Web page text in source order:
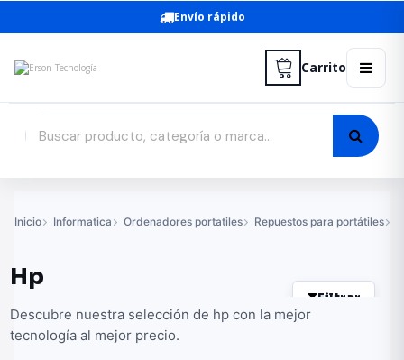
Envío rápido
Carrito
Inicio Informatica Ordenadores portatiles Repuestos para portátiles
Hp
Filtrar
Descubre nuestra selección de hp con la mejor
tecnología al mejor precio.